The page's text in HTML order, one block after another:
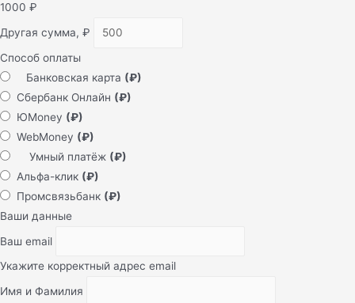
1000 ₽
Другая сумма, ₽
Способ оплаты
Банковская карта (₽)
Сбербанк Онлайн (₽)
ЮMoney (₽)
WebMoney (₽)
Умный платёж (₽)
Альфа-клик (₽)
Промсвязьбанк (₽)
Ваши данные
Ваш email
Укажите корректный адрес email
Имя и Фамилия